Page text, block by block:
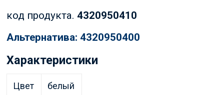
код продукта. 4320950410
Альтернатива: 4320950400
Характеристики
Цвет
белый